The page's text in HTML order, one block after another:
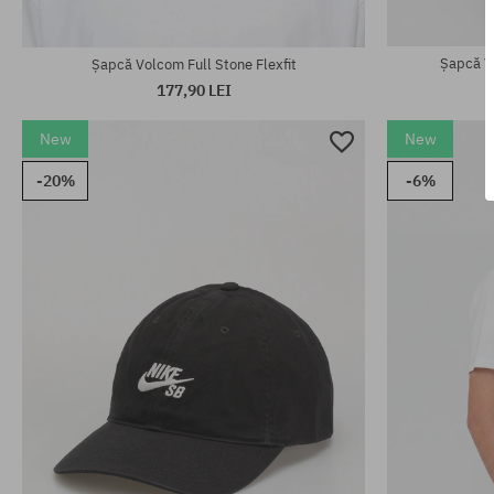
Șapcă Volcom Full Stone Flexfit
177,90 LEI
Șapcă
New
-20%
New
-6%